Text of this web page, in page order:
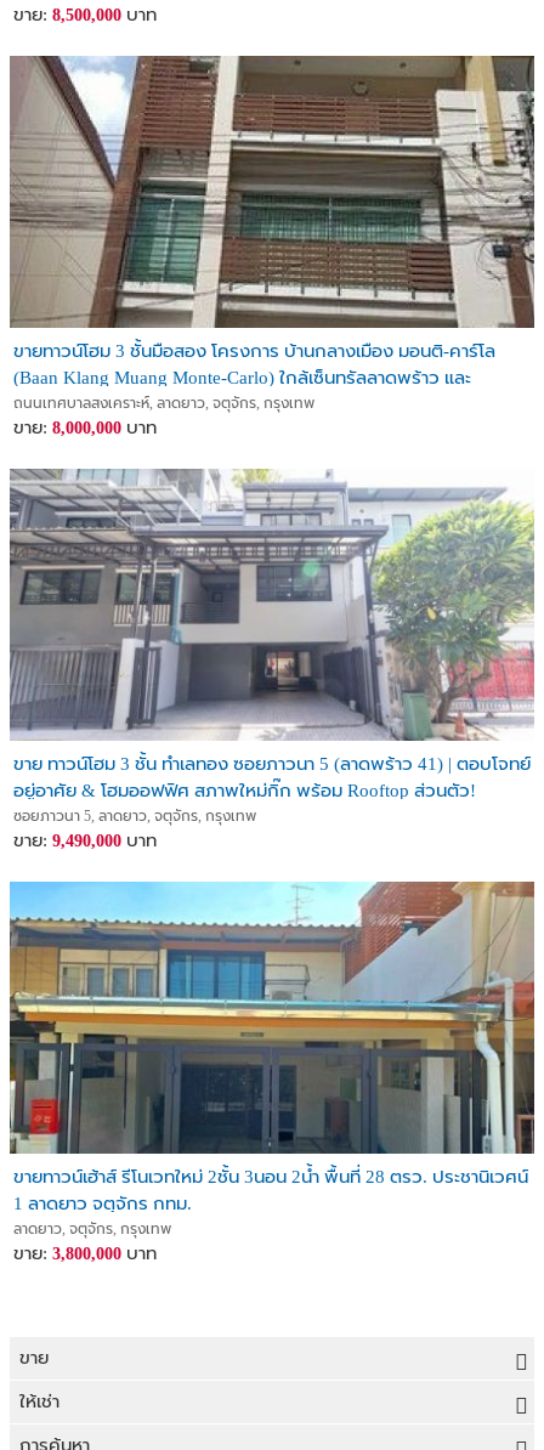
ขาย: 8,500,000 บาท
ขายทาวน์โฮม 3 ชั้นมือสอง โครงการ บ้านกลางเมือง มอนติ-คาร์โล
(Baan Klang Muang Monte-Carlo) ใกล้เซ็นทรัลลาดพร้าว และ
มหาวิทยาลัยเกษตรศาสตร์ บางเขน
ถนนเทศบาลสงเคราะห์, ลาดยาว, จตุจักร, กรุงเทพ
ขาย: 8,000,000 บาท
ขาย ทาวน์โฮม 3 ชั้น ทำเลทอง ซอยภาวนา 5 (ลาดพร้าว 41) | ตอบโจทย์
อยู่อาศัย & โฮมออฟฟิศ สภาพใหม่กิ๊ก พร้อม Rooftop ส่วนตัว!
ซอยภาวนา 5, ลาดยาว, จตุจักร, กรุงเทพ
ขาย: 9,490,000 บาท
ขายทาวน์เฮ้าส์ รีโนเวทใหม่ 2ชั้น 3นอน 2น้ำ พื้นที่ 28 ตรว. ประชานิเวศน์
1 ลาดยาว จตุจักร กทม.
ลาดยาว, จตุจักร, กรุงเทพ
ขาย: 3,800,000 บาท
ขาย
ขายที่ดิน
ขายบ้าน
ให้เช่า
ให้เช่าที่ดิน
การค้นหา